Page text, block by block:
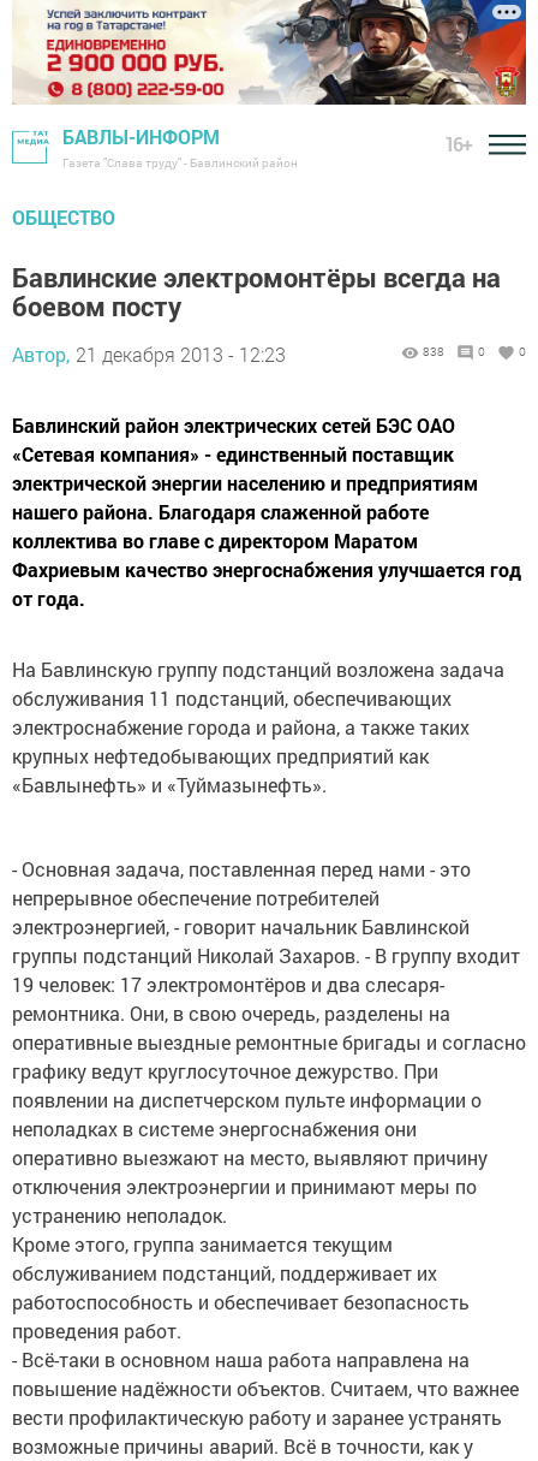
БАВЛЫ-ИНФОРМ
Газета "Слава труду" - Бавлинский район
16+
ОБЩЕСТВО
Бавлинские электромонтёры всегда на
боевом посту
Автор, 21 декабря 2013 - 12:23 838 0 0
Бавлинский район электрических сетей БЭС ОАО
«Сетевая компания» - единственный поставщик
электрической энергии населению и предприятиям
нашего района. Благодаря слаженной работе
коллектива во главе с директором Маратом
Фахриевым качество энергоснабжения улучшается год
от года.
На Бавлинскую группу подстанций возложена задача
обслуживания 11 подстанций, обеспечивающих
электроснабжение города и района, а также таких
крупных нефтедобывающих предприятий как
«Бавлынефть» и «Туймазынефть».
- Основная задача, поставленная перед нами - это
непрерывное обеспечение потребителей
электроэнергией, - говорит начальник Бавлинской
группы подстанций Николай Захаров. - В группу входит
19 человек: 17 электромонтёров и два слесаря-
ремонтника. Они, в свою очередь, разделены на
оперативные выездные ремонтные бригады и согласно
графику ведут круглосуточное дежурство. При
появлении на диспетчерском пульте информации о
неполадках в системе энергоснабжения они
оперативно выезжают на место, выявляют причину
отключения электроэнергии и принимают меры по
устранению неполадок.
Кроме этого, группа занимается текущим
обслуживанием подстанций, поддерживает их
работоспособность и обеспечивает безопасность
проведения работ.
- Всё-таки в основном наша работа направлена на
повышение надёжности объектов. Считаем, что важнее
вести профилактическую работу и заранее устранять
возможные причины аварий. Всё в точности, как у